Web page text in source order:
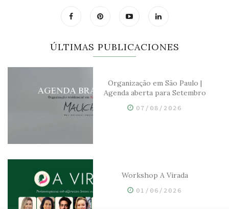
ÚLTIMAS PUBLICACIONES
Organização em São Paulo |
Agenda aberta para Setembro
07/08/2026
Workshop A Virada
01/06/2026